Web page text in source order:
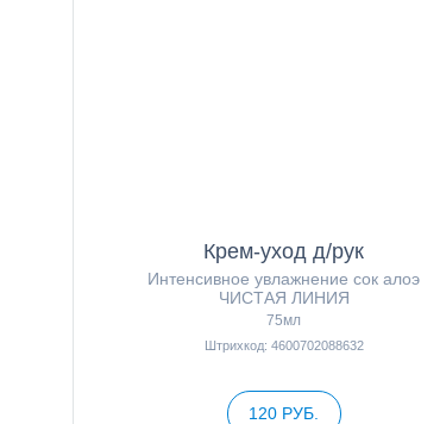
Крем-уход д/рук
Интенсивное увлажнение сок алоэ
ЧИСТАЯ ЛИНИЯ
75мл
Штрихкод: 4600702088632
120 РУБ.